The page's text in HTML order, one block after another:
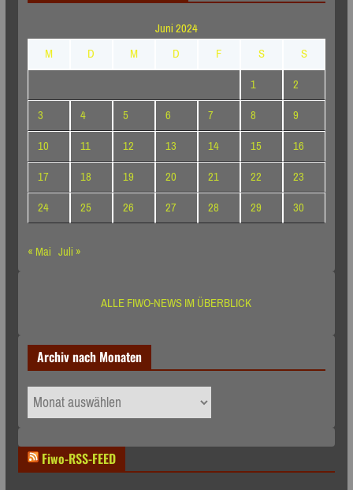
Juni 2024
M
D M D F S
S
1
2
3
4 5 6 7 8
9
10
11 12 13 14 15
16
17
18 19 20 21 22
23
24
25 26 27 28 29
30
« Mai Juli »
ALLE FIWO-NEWS IM ÜBERBLICK
Archiv nach Monaten
Archiv
nach
Fiwo-RSS-FEED